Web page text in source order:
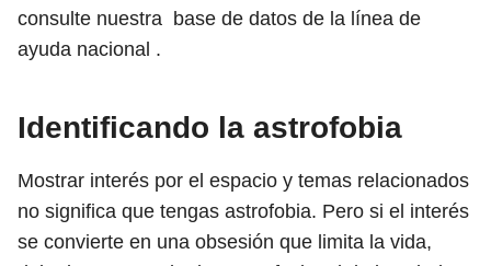
consulte nuestra base de datos de la línea de
ayuda nacional .
Identificando la astrofobia
Mostrar interés por el espacio y temas relacionados
no significa que tengas astrofobia. Pero si el interés
se convierte en una obsesión que limita la vida,